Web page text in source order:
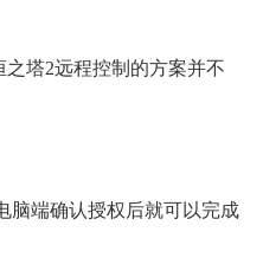
塔2远程控制的方案并不
脑端确认授权后就可以完成